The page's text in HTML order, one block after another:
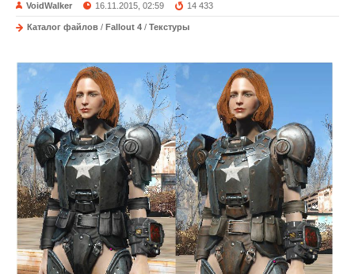
VoidWalker 16.11.2015, 02:59 14 433
Каталог файлов / Fallout 4 / Текстуры